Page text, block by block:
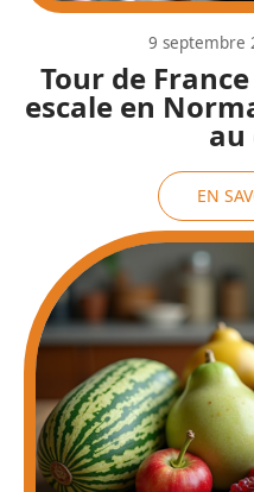
Tour de
escale en
au
9 septembre
EN